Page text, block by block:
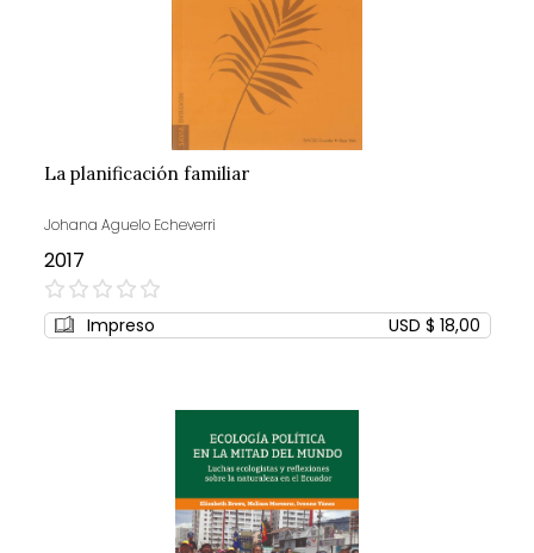
La planificación familiar
Johana Aguelo Echeverri
2017
0%
Impreso USD $ 18,00